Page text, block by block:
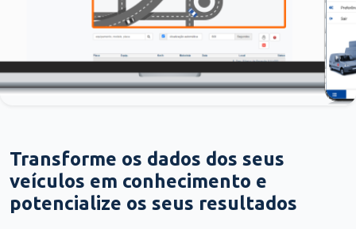
Transforme os dados dos seus
veículos em conhecimento e
potencialize os seus resultados